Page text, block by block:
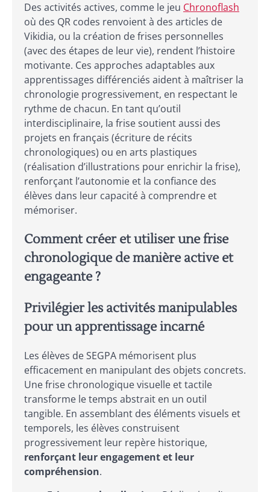
Des activités actives, comme le jeu Chronoflash
où des QR codes renvoient à des articles de
Vikidia, ou la création de frises personnelles
(avec des étapes de leur vie), rendent l’histoire
motivante. Ces approches adaptables aux
apprentissages différenciés aident à maîtriser la
chronologie progressivement, en respectant le
rythme de chacun. En tant qu’outil
interdisciplinaire, la frise soutient aussi des
projets en français (écriture de récits
chronologiques) ou en arts plastiques
(réalisation d’illustrations pour enrichir la frise),
renforçant l’autonomie et la confiance des
élèves dans leur capacité à comprendre et
mémoriser.
Comment créer et utiliser une frise
chronologique de manière active et
engageante ?
Privilégier les activités manipulables
pour un apprentissage incarné
Les élèves de SEGPA mémorisent plus
efficacement en manipulant des objets concrets.
Une frise chronologique visuelle et tactile
transforme le temps abstrait en un outil
tangible. En assemblant des éléments visuels et
temporels, les élèves construisent
progressivement leur repère historique,
renforçant leur engagement et leur
compréhension.